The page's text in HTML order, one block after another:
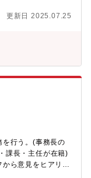
更新日 2025.07.25
行う。(事務長の
課長・主任が在籍)
から意見をヒアリン